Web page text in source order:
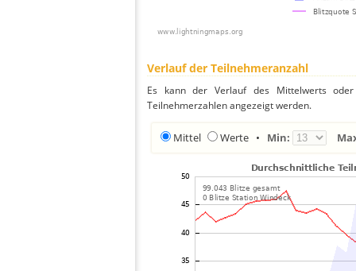
Verlauf der Teilnehmeranzahl
Es kann der Verlauf des Mittelwerts
Teilnehmerzahlen angezeigt werden.
Mittel Werte • Min: